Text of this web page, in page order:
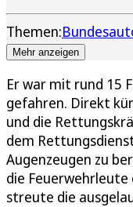
Themen:
Mehr anzeigen
Er war mit rund 15
gefahren. Direkt
und die
dem
Augenzeugen zu
die Feuerwehrleute
streute die